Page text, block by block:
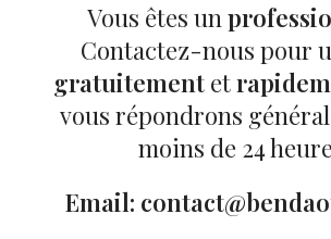
Vous êtes un
Contactez-nous pour
gratuitementet
vous répondrons
moins de 24
Email: